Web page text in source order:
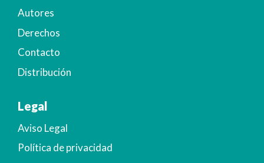
Autores
Derechos
Contacto
Distribución
Legal
Aviso Legal
Política de privacidad